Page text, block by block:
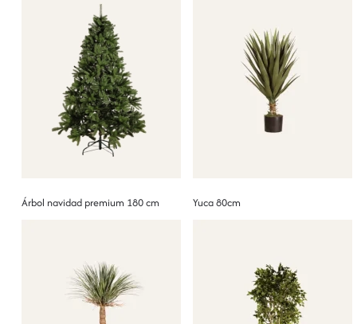
Árbol navidad premium 180 cm Yuca 80cm